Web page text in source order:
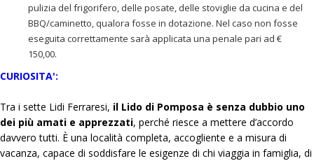
pulizia del frigorifero, delle posate, delle stoviglie da cucina e del
BBQ/caminetto, qualora fosse in dotazione. Nel caso non fosse
eseguita correttamente sarà applicata una penale pari ad €
150,00.
CURIOSITA':
Tra i sette Lidi Ferraresi, il Lido di Pomposa è senza dubbio uno
dei più amati e apprezzati, perché riesce a mettere d’accordo
davvero tutti. È una località completa, accogliente e a misura di
vacanza, capace di soddisfare le esigenze di chi viaggia in famiglia, di